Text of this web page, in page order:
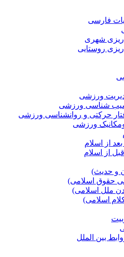
فارسی
ریزی شهری
ریزی روستایی
ورزشی
شناسی ورزشی
حرکتی و روانشناسی ورزشی
ورزشی
بعد از اسلام
قبل از اسلام
و حدیث)
حقوق اسلامی)
ملل اسلامی)
اسلامی)
بین الملل